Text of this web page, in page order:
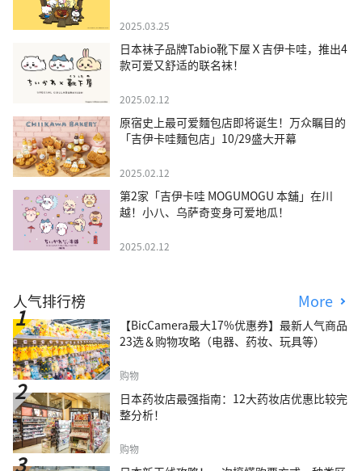
2025.03.25
日本袜子品牌Tabio靴下屋Ｘ吉伊卡哇，推出4
款可爱又舒适的联名袜！
2025.02.12
原宿史上最可爱麵包店即将诞生！万众瞩目的
「吉伊卡哇麵包店」10/29盛大开幕
2025.02.12
第2家「吉伊卡哇 MOGUMOGU 本舖」在川
越！小八、乌萨奇变身可爱地瓜！
2025.02.12
人气排行榜 More
【BicCamera最大17%优惠券】最新人气商品
23选＆购物攻略（电器、药妆、玩具等）
购物
日本药妆店最强指南：12大药妆店优惠比较完
整分析！
购物